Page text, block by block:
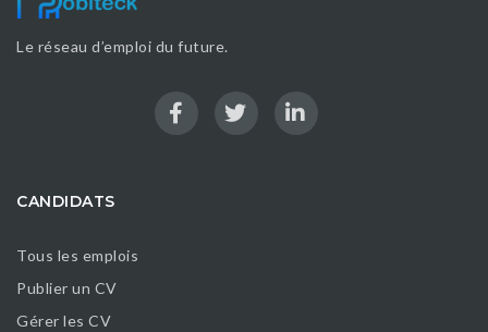
Le réseau d’emploi du future.
CANDIDATS
Tous les emplois
Publier un CV
Gérer les CV